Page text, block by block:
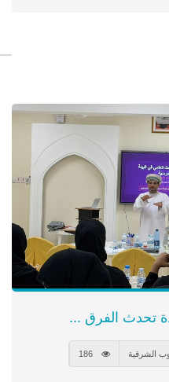
تحدث الفرق ...
الشرقية